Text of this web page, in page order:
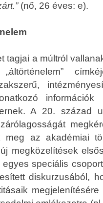
(nő, 26 éves: e).
tagjai a múltról
információk
A 20. század
meg az akadémiai
megközelítések
speciális
diskurzusából,